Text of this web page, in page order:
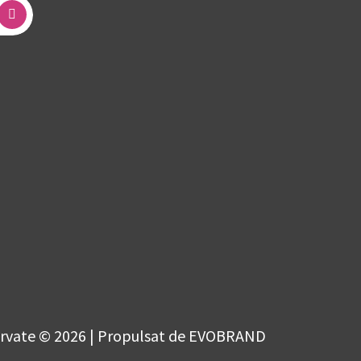
© 2026 | Propulsat de EVOBRAND